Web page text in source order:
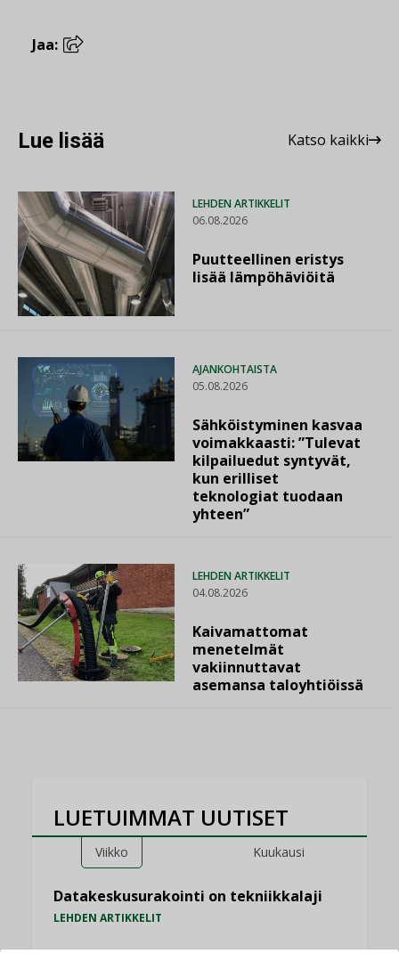
Jaa:
Lue lisää Katso kaikki
LEHDEN ARTIKKELIT
06.08.2026
Puutteellinen eristys
lisää lämpöhäviöitä
AJANKOHTAISTA
05.08.2026
Sähköistyminen kasvaa
voimakkaasti: ”Tulevat
kilpailuedut syntyvät,
kun erilliset
teknologiat tuodaan
yhteen”
LEHDEN ARTIKKELIT
04.08.2026
Kaivamattomat
menetelmät
vakiinnuttavat
asemansa taloyhtiöissä
LUETUIMMAT UUTISET
Viikko Kuukausi
Datakeskusurakointi on tekniikkalaji
LEHDEN ARTIKKELIT
Jarno Hacklin Cervin yrityskaupasta: